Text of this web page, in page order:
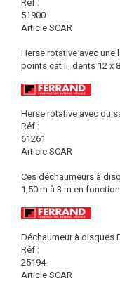
Réf :
51900
Article SCAR
Herse rotative avec une
points cat II, dents 12 x
Herse rotative avec ou
Réf :
61261
Article SCAR
Ces déchaumeurs à
1,50 m à 3 m en
Déchaumeur à disques
Réf :
25194
Article SCAR